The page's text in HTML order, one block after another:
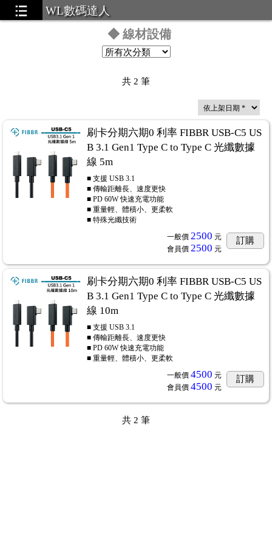
WL數碼達人
◆ 線材設備
共 2 筆
刷卡分期六期0 利率 FIBBR USB-C5 US
B 3.1 Gen1 Type C to Type C 光纖數據
線 5m
■ 支援 USB 3.1
■ 傳輸距離長、速度更快
■ PD 60W 快速充電功能
■ 重量輕、體積小、更柔軟
■ 特殊光纖技術
一般價 2500 元
會員價 2500 元
訂購
刷卡分期六期0 利率 FIBBR USB-C5 US
B 3.1 Gen1 Type C to Type C 光纖數據
線 10m
■ 支援 USB 3.1
■ 傳輸距離長、速度更快
■ PD 60W 快速充電功能
■ 重量輕、體積小、更柔軟
一般價 4500 元
會員價 4500 元
訂購
共 2 筆